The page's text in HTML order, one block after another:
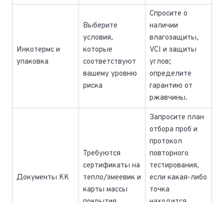
Инкотермс и
упаковка
Выберите
условия,
которые
соответствуют
вашему уровню
риска
Спросите о
наличии
влагозащиты,
VCI и защиты
углов;
определите
гарантию от
ржавчины.
Документы КК
Требуются
сертификаты на
тепло/змеевик и
карты массы
Запросите план
отбора проб и
протокол
повторного
тестирования,
если какая-либо
точка